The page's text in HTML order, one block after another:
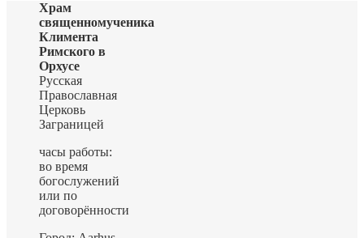
Храм
священномученика
Климента
Римского в
Орхусе
Русская
Православная
Церковь
Заграницей
часы работы:
во время
богослужений
или по
договорённости